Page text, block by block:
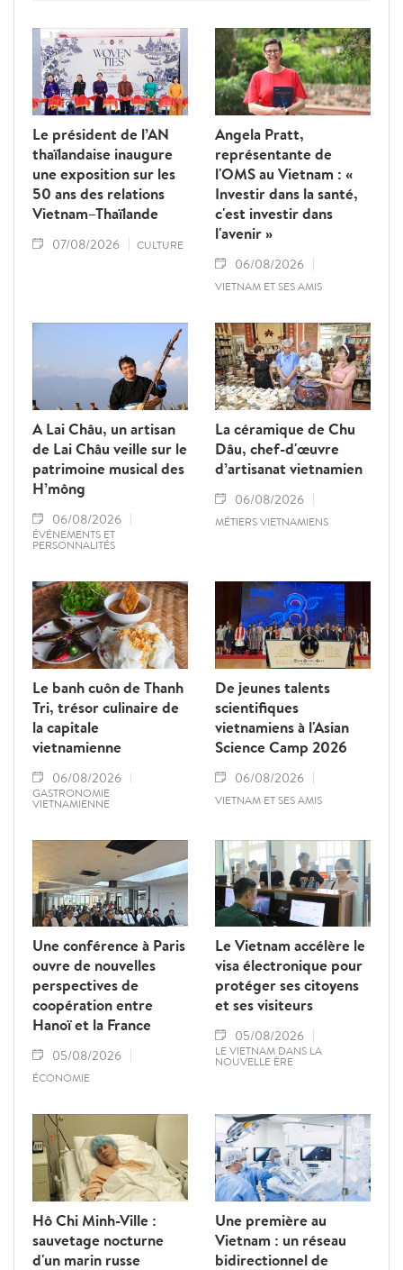
tourisme durable fondé sur la préservation
des savoir-faire traditionnels.
Le président de l’AN
thaïlandaise inaugure
une exposition sur les
50 ans des relations
Vietnam–Thaïlande
07/08/2026 CULTURE
Angela Pratt,
représentante de
l'OMS au Vietnam : «
Investir dans la santé,
c'est investir dans
l'avenir »
06/08/2026
VIETNAM ET SES AMIS
A Lai Châu, un artisan
de Lai Châu veille sur le
patrimoine musical des
H’mông
06/08/2026
ÉVÉNEMENTS ET
PERSONNALITÉS
La céramique de Chu
Dâu, chef-d'œuvre
d’artisanat vietnamien
06/08/2026
MÉTIERS VIETNAMIENS
Le banh cuôn de Thanh
Tri, trésor culinaire de
la capitale
vietnamienne
06/08/2026
GASTRONOMIE
VIETNAMIENNE
De jeunes talents
scientifiques
vietnamiens à l'Asian
Science Camp 2026
06/08/2026
VIETNAM ET SES AMIS
Une conférence à Paris
ouvre de nouvelles
perspectives de
coopération entre
Hanoï et la France
05/08/2026
ÉCONOMIE
Le Vietnam accélère le
visa électronique pour
protéger ses citoyens
et ses visiteurs
05/08/2026
LE VIETNAM DANS LA
NOUVELLE ÈRE
Hô Chi Minh-Ville :
sauvetage nocturne
d'un marin russe
Une première au
Vietnam : un réseau
bidirectionnel de